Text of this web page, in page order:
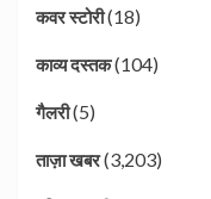
कवर स्टोरी(18)
काव्य दस्तक(104)
गैलरी(5)
ताज़ा खबर(3,203)